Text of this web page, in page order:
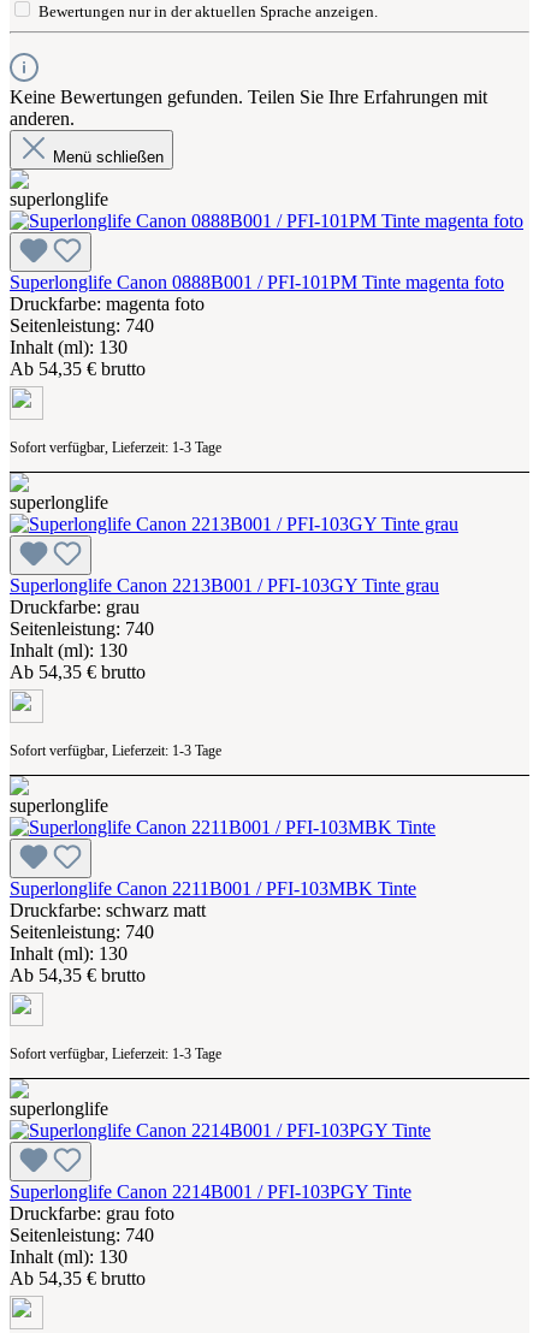
Bewertungen nur in der aktuellen Sprache anzeigen.
Keine Bewertungen gefunden. Teilen Sie Ihre Erfahrungen mit
anderen.
Menü schließen
Superlonglife Canon 0888B001 / PFI-101PM Tinte magenta foto
Druckfarbe: magenta foto
Seitenleistung: 740
Inhalt (ml): 130
Ab 54,35 € brutto
Sofort verfügbar, Lieferzeit: 1-3 Tage
Superlonglife Canon 2213B001 / PFI-103GY Tinte grau
Druckfarbe: grau
Seitenleistung: 740
Inhalt (ml): 130
Ab 54,35 € brutto
Sofort verfügbar, Lieferzeit: 1-3 Tage
Superlonglife Canon 2211B001 / PFI-103MBK Tinte
Druckfarbe: schwarz matt
Seitenleistung: 740
Inhalt (ml): 130
Ab 54,35 € brutto
Sofort verfügbar, Lieferzeit: 1-3 Tage
Superlonglife Canon 2214B001 / PFI-103PGY Tinte
Druckfarbe: grau foto
Seitenleistung: 740
Inhalt (ml): 130
Ab 54,35 € brutto